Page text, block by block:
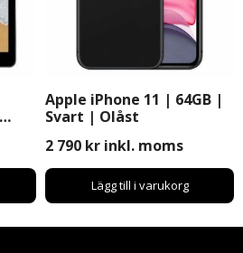
Apple iPhone 11 | 64GB |
Svart | Olåst
2 790 kr inkl. moms
Lägg till i varukorg